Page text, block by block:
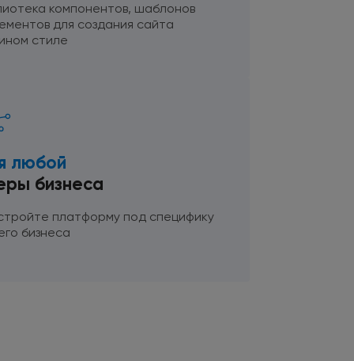
компонентов, шаблонов
для создания сайта
стиле
любой
бизнеса
платформу под специфику
бизнеса